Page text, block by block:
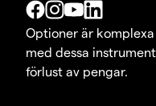
Optioner är
med dessa
förlust av pengar.